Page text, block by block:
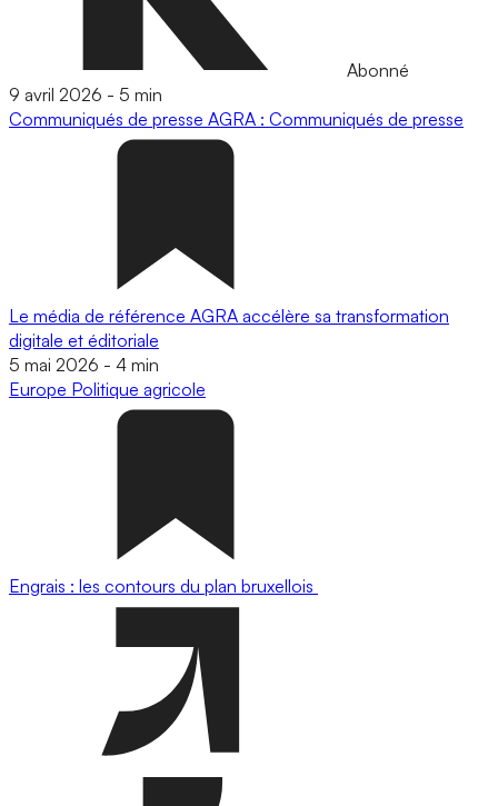
Abonné
9 avril 2026 - 5 min
Communiqués de presse AGRA : Communiqués de presse
Le média de référence AGRA accélère sa transformation
digitale et éditoriale
5 mai 2026 - 4 min
Europe Politique agricole
Engrais : les contours du plan bruxellois